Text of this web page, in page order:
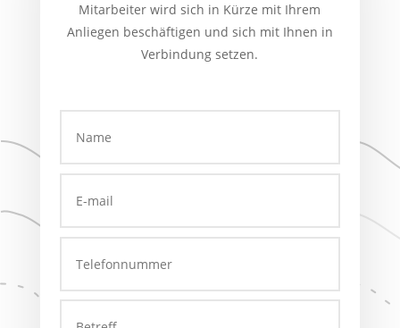
Mitarbeiter wird sich in Kürze mit Ihrem
Anliegen beschäftigen und sich mit Ihnen in
Verbindung setzen.